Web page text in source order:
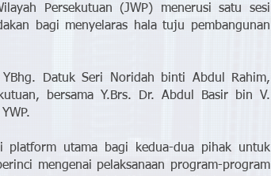
Persekutuan (JWP) menerusi satu sesi
bagi menyelaras hala tuju pembangunan
Datuk Seri Noridah binti Abdul Rahim,
bersama Y.Brs. Dr. Abdul Basir bin V.
platform utama bagi kedua-dua pihak untuk
mengenai pelaksanaan program-program